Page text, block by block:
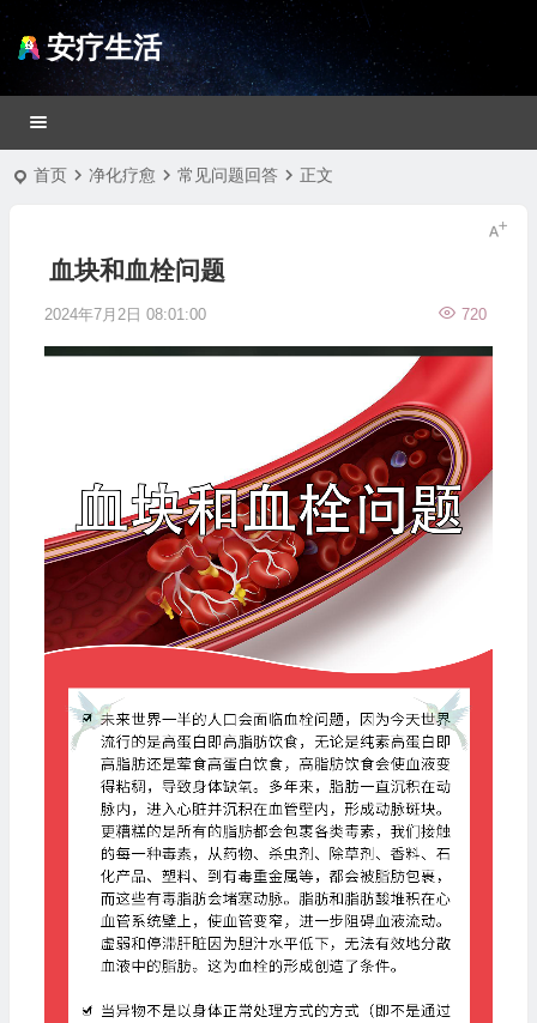
安疗生活
首页 净化疗愈 常见问题回答 正文
血块和血栓问题
2024年7月2日 08:01:00 720